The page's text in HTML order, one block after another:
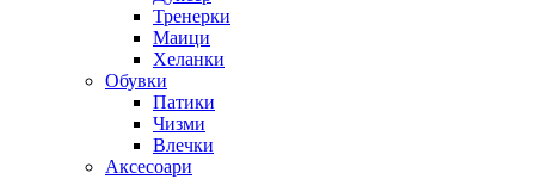
Тренерки
Маици
Хеланки
Обувки
Патики
Чизми
Влечки
Аксесоари